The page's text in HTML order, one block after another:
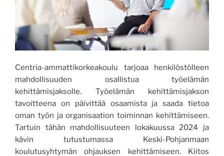
Centria-ammattikorkeakoulu tarjoaa henkilöstölleen
mahdollisuuden osallistua työelämän
kehittämisjaksolle. Työelämän kehittämisjakson
tavoitteena on päivittää osaamista ja saada tietoa
oman työn ja organisaation toiminnan kehittämiseen.
Tartuin tähän mahdollisuuteen lokakuussa 2024 ja
kävin tutustumassa Keski-Pohjanmaan
koulutusyhtymän ohjauksen kehittämiseen. Kiitos